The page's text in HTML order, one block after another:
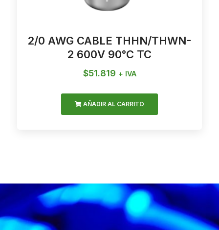
2/0 AWG CABLE THHN/THWN-
2 600V 90°C TC
$51.819 + IVA
AÑADIR AL CARRITO